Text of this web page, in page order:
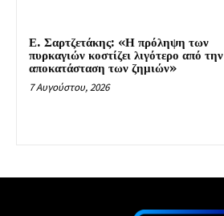
Ε. Σαρτζετάκης: «Η πρόληψη των
πυρκαγιών κοστίζει λιγότερο από την
αποκατάσταση των ζημιών»
7 Αυγούστου, 2026